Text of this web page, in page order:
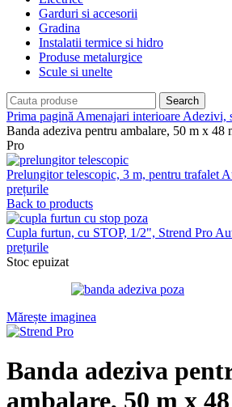
Garduri si accesorii
Gradina
Instalatii termice si hidro
Produse metalurgice
Scule si unelte
Search
Prima pagină Amenajari interioare Adezivi,
Banda adeziva pentru ambalare, 50 m x 48
Pro
Prelungitor telescopic, 3 m, pentru trafalet
prețurile
Back to products
Cupla furtun, cu STOP, 1/2", Strend Pro
prețurile
Stoc epuizat
Mărește imaginea
Banda adeziva
ambalare, 50 m x